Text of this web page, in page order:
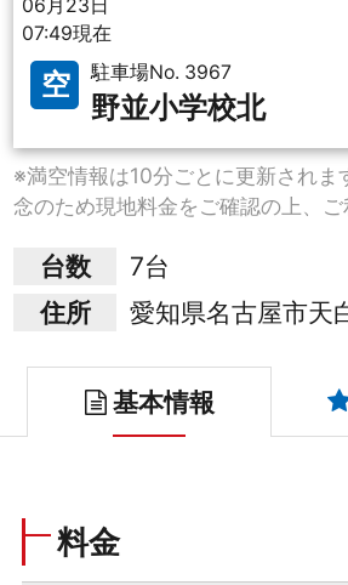
06月23日
07:49現在
空 駐車場No. 3967
野並小学校北
※満空情報は10分ごとに更新されま
念のため現地料金をご確認の上、ご
台数
7台
住所
愛知県名古屋市天
基本情報
料金